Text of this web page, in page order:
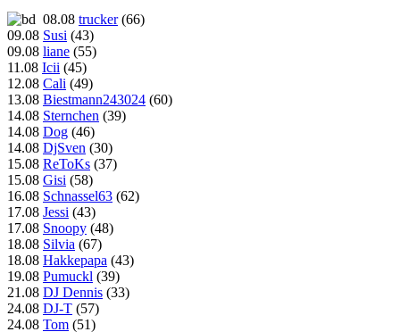
08.08 trucker(66)
09.08 Susi (43)
09.08 liane (55)
11.08 Icii (45)
12.08 Cali (49)
13.08 Biestmann243024 (60)
14.08 Sternchen (39)
14.08 Dog (46)
14.08 DjSven (30)
15.08 ReToKs (37)
15.08 Gisi (58)
16.08 Schnassel63 (62)
17.08 Jessi (43)
17.08 Snoopy (48)
18.08 Silvia (67)
18.08 Hakkepapa (43)
19.08 Pumuckl (39)
21.08 DJ Dennis (33)
24.08 DJ-T (57)
24.08 Tom (51)